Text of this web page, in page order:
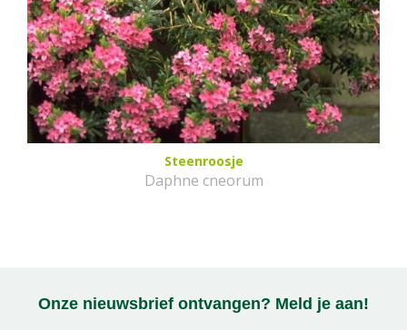
Steenroosje
Daphne cneorum
Onze nieuwsbrief ontvangen? Meld je aan!